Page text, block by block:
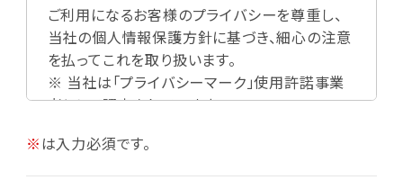
ご利用になるお客様のプライバシーを尊重し、
当社の個人情報保護方針に基づき、細心の注意
を払ってこれを取り扱います。
※ 当社は「プライバシーマーク」使用許諾事業
者として認定されています。
※は入力必須です。